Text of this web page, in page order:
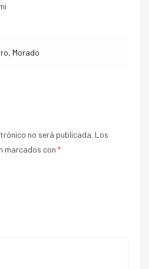
Morado
no será publicada. Los
marcados con *